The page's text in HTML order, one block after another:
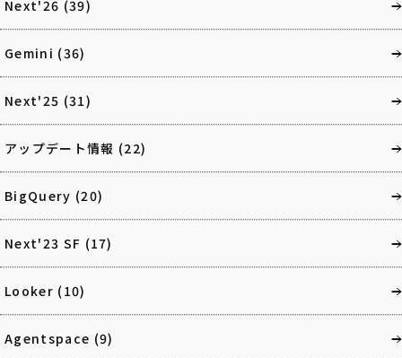
Next'26 (39)
Gemini (36)
Next'25 (31)
アップデート情報 (22)
BigQuery (20)
Next'23 SF (17)
Looker (10)
Agentspace (9)